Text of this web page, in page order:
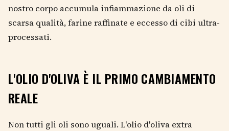
nostro corpo accumula infiammazione da oli di
scarsa qualità, farine raffinate e eccesso di cibi ultra-
processati.
L'OLIO D'OLIVA È IL PRIMO CAMBIAMENTO
REALE
Non tutti gli oli sono uguali. L'olio d'oliva extra